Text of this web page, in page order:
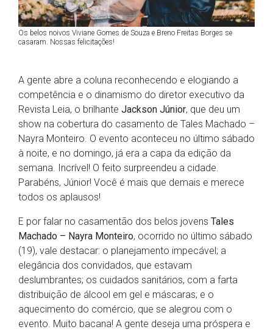
Os belos noivos Viviane Gomes de Souza e Breno Freitas Borges se
casaram. Nossas felicitações!
A gente abre a coluna reconhecendo e elogiando a
competência e o dinamismo do diretor executivo da
Revista Leia, o brilhante Jackson Júnior, que deu um
show na cobertura do casamento de Tales Machado –
Nayra Monteiro. O evento aconteceu no último sábado
à noite, e no domingo, já era a capa da edição da
semana. Incrível! O feito surpreendeu a cidade.
Parabéns, Júnior! Você é mais que demais e merece
todos os aplausos!
E por falar no casamentão dos belos jovens Tales
Machado – Nayra Monteiro, ocorrido no último sábado
(19), vale destacar: o planejamento impecável; a
elegância dos convidados, que estavam
deslumbrantes; os cuidados sanitários, com a farta
distribuição de álcool em gel e máscaras; e o
aquecimento do comércio, que se alegrou com o
evento. Muito bacana! A gente deseja uma próspera e